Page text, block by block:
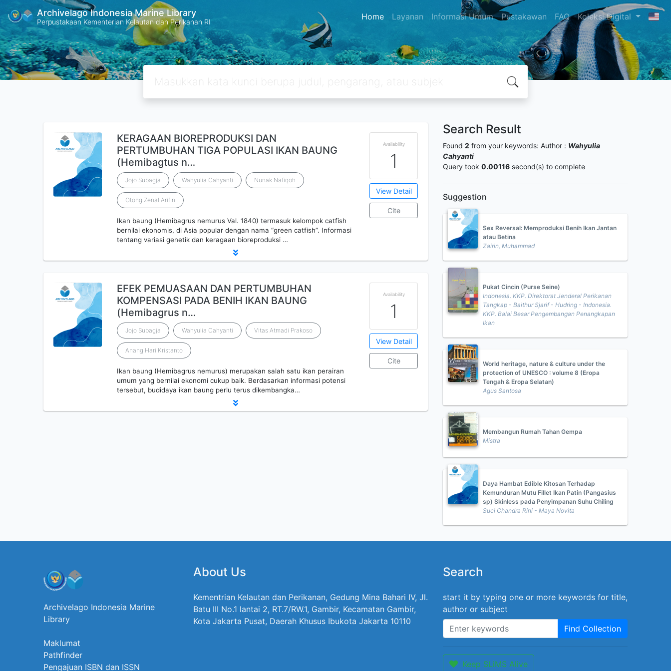
Archivelago Indonesia Marine Library
Perpustakaan Kementerian Kelautan dan Perikanan RI Home Layanan Informasi Umum Pustakawan FAQ Koleksi Digital
KERAGAAN BIOREPRODUKSI DAN
PERTUMBUHAN TIGA POPULASI IKAN BAUNG
(Hemibagtus n…
Jojo Subagja Wahyulia Cahyanti Nunak Nafiqoh
Otong Zenal Arifin
Ikan baung (Hemibagrus nemurus Val. 1840) termasuk kelompok catfish
bernilai ekonomis, di Asia popular dengan nama “green catfish”. Informasi
tentang variasi genetik dan keragaan bioreproduksi …
Availability
1
View Detail
Cite
EFEK PEMUASAAN DAN PERTUMBUHAN
KOMPENSASI PADA BENIH IKAN BAUNG
(Hemibagrus n…
Jojo Subagja Wahyulia Cahyanti Vitas Atmadi Prakoso
Anang Hari Kristanto
Ikan baung (Hemibagrus nemurus) merupakan salah satu ikan perairan
umum yang bernilai ekonomi cukup baik. Berdasarkan informasi potensi
tersebut, budidaya ikan baung perlu terus dikembangka…
Availability
1
View Detail
Cite
Search Result
Found 2 from your keywords: Author : Wahyulia
Cahyanti
Query took 0.00116 second(s) to complete
Suggestion
Sex Reversal: Memproduksi Benih Ikan Jantan
atau Betina
Zairin, Muhammad
Pukat Cincin (Purse Seine)
Indonesia. KKP. Direktorat Jenderal Perikanan
Tangkap - Baithur Sjarif - Hudring - Indonesia.
KKP. Balai Besar Pengembangan Penangkapan
Ikan
World heritage, nature & culture under the
protection of UNESCO : volume 8 (Eropa
Tengah & Eropa Selatan)
Agus Santosa
Membangun Rumah Tahan Gempa
Mistra
Daya Hambat Edible Kitosan Terhadap
Kemunduran Mutu Fillet Ikan Patin (Pangasius
sp) Skinless pada Penyimpanan Suhu Chiling
Suci Chandra Rini - Maya Novita
Archivelago Indonesia Marine
Library
Maklumat
Pathfinder
Pengajuan ISBN dan ISSN
About Us
Kementrian Kelautan dan Perikanan, Gedung Mina Bahari IV, Jl.
Batu III No.1 lantai 2, RT.7/RW.1, Gambir, Kecamatan Gambir,
Kota Jakarta Pusat, Daerah Khusus Ibukota Jakarta 10110
Search
start it by typing one or more keywords for title,
author or subject
Find Collection
Keep SLiMS Alive